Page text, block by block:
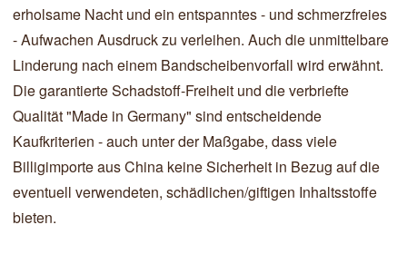
erholsame Nacht und ein entspanntes - und schmerzfreies
- Aufwachen Ausdruck zu verleihen. Auch die unmittelbare
Linderung nach einem Bandscheibenvorfall wird erwähnt.
Die garantierte Schadstoff-Freiheit und die verbriefte
Qualität "Made in Germany" sind entscheidende
Kaufkriterien - auch unter der Maßgabe, dass viele
Billigimporte aus China keine Sicherheit in Bezug auf die
eventuell verwendeten, schädlichen/giftigen Inhaltsstoffe
bieten.